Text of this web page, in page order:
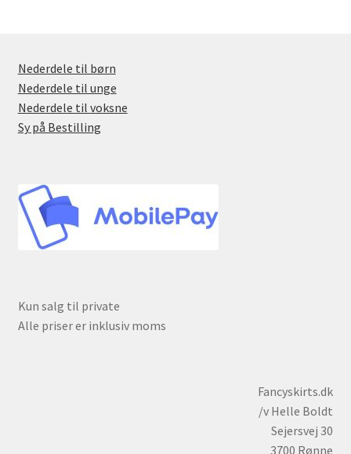
Nederdele til børn
Nederdele til unge
Nederdele til voksne
Sy på Bestilling
Kun salg til private
Alle priser er inklusiv moms
Fancyskirts.dk
/v Helle Boldt
Sejersvej 30
3700 Rønne